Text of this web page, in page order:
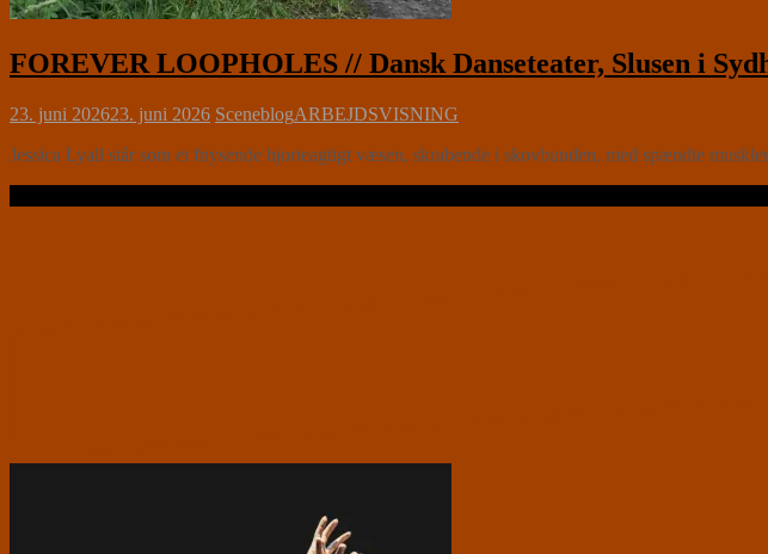
FOREVER LOOPHOLES // Dansk Danseteater, Slusen i
23. juni 202623. juni 2026 SceneblogARBEJDSVISNING
Jessica Lyall står som et fnysende hjorteagtigt væsen, skrabende i skovbunden, med spændte